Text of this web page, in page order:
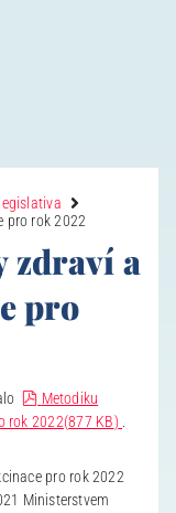
pro rok 2022
zdraví a
pro
pdf
Metodiku
rok 2022(877 KB)
pro rok 2022
Ministerstvem